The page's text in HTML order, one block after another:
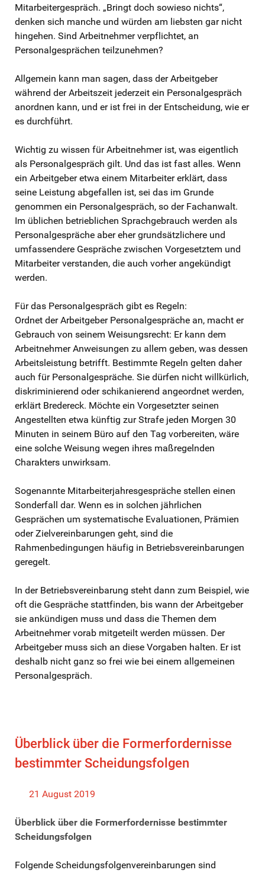
Mitarbeitergespräch. „Bringt doch sowieso nichts“,
denken sich manche und würden am liebsten gar nicht
hingehen. Sind Arbeitnehmer verpflichtet, an
Personalgesprächen teilzunehmen?
Allgemein kann man sagen, dass der Arbeitgeber
während der Arbeitszeit jederzeit ein Personalgespräch
anordnen kann, und er ist frei in der Entscheidung, wie er
es durchführt.
Wichtig zu wissen für Arbeitnehmer ist, was eigentlich
als Personalgespräch gilt. Und das ist fast alles. Wenn
ein Arbeitgeber etwa einem Mitarbeiter erklärt, dass
seine Leistung abgefallen ist, sei das im Grunde
genommen ein Personalgespräch, so der Fachanwalt.
Im üblichen betrieblichen Sprachgebrauch werden als
Personalgespräche aber eher grundsätzlichere und
umfassendere Gespräche zwischen Vorgesetztem und
Mitarbeiter verstanden, die auch vorher angekündigt
werden.
Für das Personalgespräch gibt es Regeln:
Ordnet der Arbeitgeber Personalgespräche an, macht er
Gebrauch von seinem Weisungsrecht: Er kann dem
Arbeitnehmer Anweisungen zu allem geben, was dessen
Arbeitsleistung betrifft. Bestimmte Regeln gelten daher
auch für Personalgespräche. Sie dürfen nicht willkürlich,
diskriminierend oder schikanierend angeordnet werden,
erklärt Bredereck. Möchte ein Vorgesetzter seinen
Angestellten etwa künftig zur Strafe jeden Morgen 30
Minuten in seinem Büro auf den Tag vorbereiten, wäre
eine solche Weisung wegen ihres maßregelnden
Charakters unwirksam.
Sogenannte Mitarbeiterjahresgespräche stellen einen
Sonderfall dar. Wenn es in solchen jährlichen
Gesprächen um systematische Evaluationen, Prämien
oder Zielvereinbarungen geht, sind die
Rahmenbedingungen häufig in Betriebsvereinbarungen
geregelt.
In der Betriebsvereinbarung steht dann zum Beispiel, wie
oft die Gespräche stattfinden, bis wann der Arbeitgeber
sie ankündigen muss und dass die Themen dem
Arbeitnehmer vorab mitgeteilt werden müssen. Der
Arbeitgeber muss sich an diese Vorgaben halten. Er ist
deshalb nicht ganz so frei wie bei einem allgemeinen
Personalgespräch.
Überblick über die Formerfordernisse
bestimmter Scheidungsfolgen
21 August 2019
Überblick über die Formerfordernisse bestimmter
Scheidungsfolgen
Folgende Scheidungsfolgenvereinbarungen sind